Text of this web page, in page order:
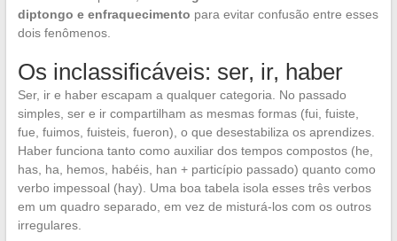
diptongo e enfraquecimento para evitar confusão entre esses
dois fenômenos.
Os inclassificáveis: ser, ir, haber
Ser, ir e haber escapam a qualquer categoria. No passado
simples, ser e ir compartilham as mesmas formas (fui, fuiste,
fue, fuimos, fuisteis, fueron), o que desestabiliza os aprendizes.
Haber funciona tanto como auxiliar dos tempos compostos (he,
has, ha, hemos, habéis, han + particípio passado) quanto como
verbo impessoal (hay). Uma boa tabela isola esses três verbos
em um quadro separado, em vez de misturá-los com os outros
irregulares.